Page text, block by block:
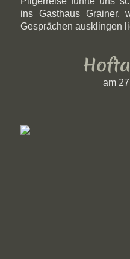
ins Gasthaus Grainer,
Gesprächen ausklingen
am